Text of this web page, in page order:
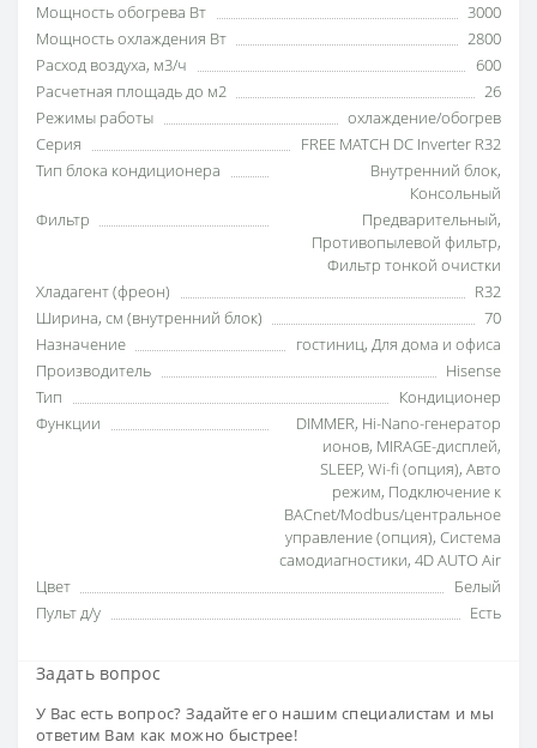
Мощность обогрева Вт
3000
Мощность охлаждения Вт
2800
Расход воздуха, м3/ч
600
Расчетная площадь до м2
26
Режимы работы
охлаждение/обогрев
Серия
FREE MATCH DC Inverter R32
Тип блока кондиционера
Внутренний блок,
Консольный
Фильтр
Предварительный,
Противопылевой фильтр,
Фильтр тонкой очистки
Хладагент (фреон)
R32
Ширина, см (внутренний блок)
70
Назначение
гостиниц, Для дома и офиса
Производитель
Hisense
Тип
Кондиционер
Функции
DIMMER, Hi-Nano-генератор
ионов, MIRAGE-дисплей,
SLEEP, Wi-fi (опция), Авто
режим, Подключение к
BACnet/Modbus/центральное
управление (опция), Система
самодиагностики, 4D AUTO Air
Цвет
Белый
Пульт д/у
Есть
Задать вопрос
У Вас есть вопрос? Задайте его нашим специалистам и мы
ответим Вам как можно быстрее!